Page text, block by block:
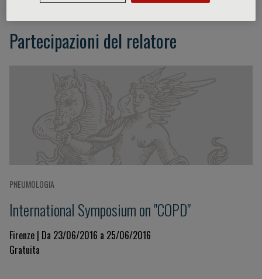
Partecipazioni del relatore
PNEUMOLOGIA
International Symposium on "COPD"
Firenze | Da 23/06/2016 a 25/06/2016
Gratuita